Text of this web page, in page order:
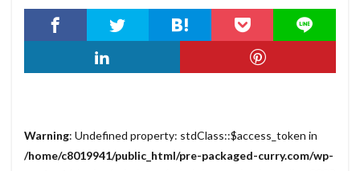
Warning: Undefined property: stdClass::$access_token in
/home/c8019941/public_html/pre-packaged-curry.com/wp-